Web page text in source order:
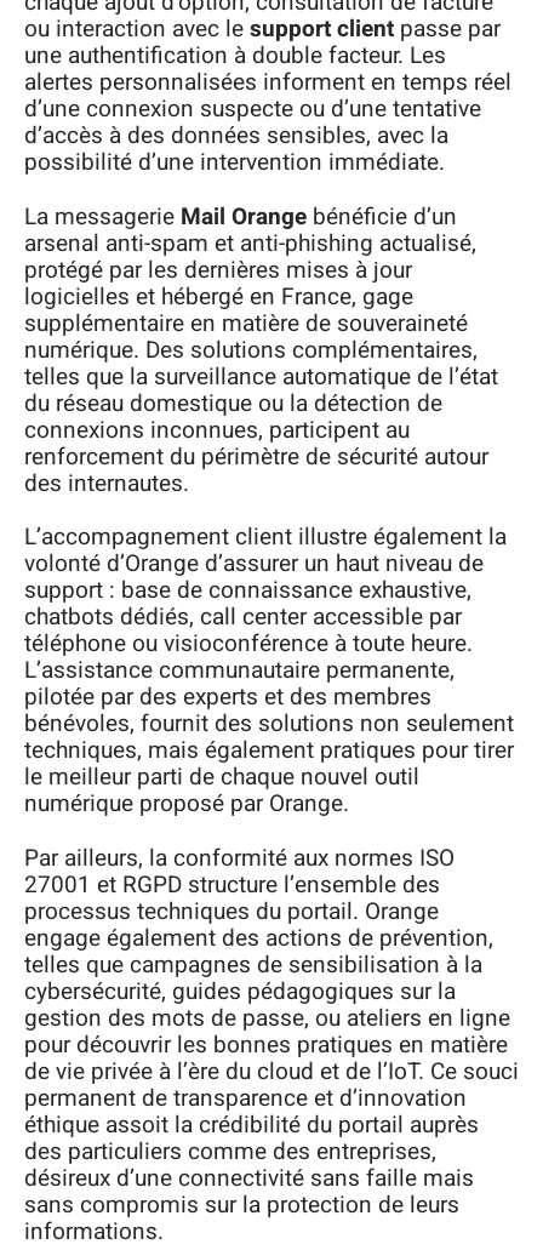
ou interaction avec lesupport client passe par
une authentification à double facteur. Les
alertes personnalisées informent en temps réel
d’une connexion suspecte ou d’une tentative
d’accès à des données sensibles, avec la
possibilité d’une intervention immédiate.
La messagerie Mail Orange bénéficie d’un
arsenal anti-spam et anti-phishing actualisé,
protégé par les dernières mises à jour
logicielles et hébergé en France, gage
supplémentaire en matière de souveraineté
numérique. Des solutions complémentaires,
telles que la surveillance automatique de l’état
du réseau domestique ou la détection de
connexions inconnues, participent au
renforcement du périmètre de sécurité autour
des internautes.
L’accompagnement client illustre également la
volonté d’Orange d’assurer un haut niveau de
support : base de connaissance exhaustive,
chatbots dédiés, call center accessible par
téléphone ou visioconférence à toute heure.
L’assistance communautaire permanente,
pilotée par des experts et des membres
bénévoles, fournit des solutions non seulement
techniques, mais également pratiques pour tirer
le meilleur parti de chaque nouvel outil
numérique proposé par Orange.
Par ailleurs, la conformité aux normes ISO
27001 et RGPD structure l’ensemble des
processus techniques du portail. Orange
engage également des actions de prévention,
telles que campagnes de sensibilisation à la
cybersécurité, guides pédagogiques sur la
gestion des mots de passe, ou ateliers en ligne
pour découvrir les bonnes pratiques en matière
de vie privée à l’ère du cloud et de l’IoT. Ce souci
permanent de transparence et d’innovation
éthique assoit la crédibilité du portail auprès
des particuliers comme des entreprises,
désireux d’une connectivité sans faille mais
sans compromis sur la protection de leurs
informations.